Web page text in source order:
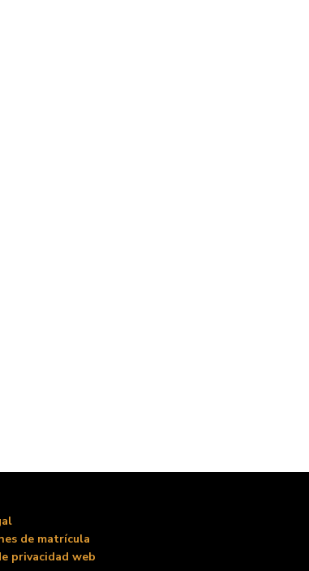
de matrícula
privacidad web